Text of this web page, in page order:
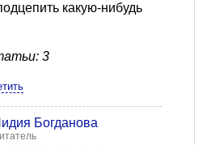
какую-нибудь
3
Богданова